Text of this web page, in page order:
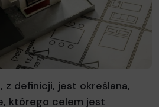
z definicji, jest określana,
którego celem jest